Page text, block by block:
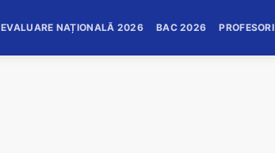
EVALUARE NAȚIONALĂ 2026 BAC 2026 PROFESORI